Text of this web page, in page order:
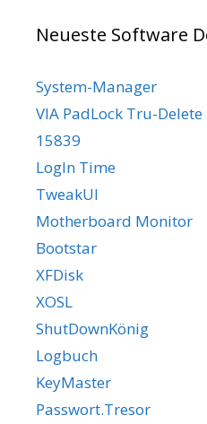
Neueste Software
System-Manager
VIA PadLock Tru-
15839
LogIn Time
TweakUI
Motherboard Monitor
Bootstar
XFDisk
XOSL
ShutDownKönig
Logbuch
KeyMaster
Passwort.Tresor